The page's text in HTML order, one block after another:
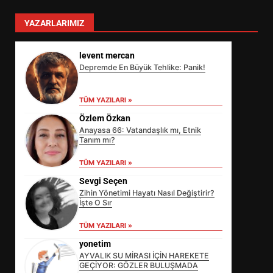
YAZARLARIMIZ
levent mercan
Depremde En Büyük Tehlike: Panik!
TÜM YAZILARI »
Özlem Özkan
Anayasa 66: Vatandaşlık mı, Etnik
Tanım mı?
TÜM YAZILARI »
Sevgi Seçen
Zihin Yönetimi Hayatı Nasıl Değiştirir?
İşte O Sır
TÜM YAZILARI »
yonetim
AYVALIK SU MİRASI İÇİN HAREKETE
GEÇİYOR: GÖZLER BULUŞMADA
BAYES PROJESİNDE KRİTİK
AŞAMA BAŞLADI